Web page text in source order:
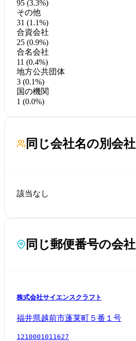
95 (3.3%)
その他
31 (1.1%)
合資会社
25 (0.9%)
合名会社
11 (0.4%)
地方公共団体
3 (0.1%)
国の機関
1 (0.0%)
同じ会社名の別会社
該当なし
同じ郵便番号の会社
株式会社サイエンスクラフト
福井県越前市蓬莱町５番１号
1210001011627